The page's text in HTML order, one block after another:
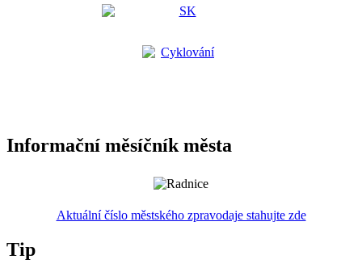
Informační měsíčník města
Aktuální číslo městského zpravodaje stahujte zde
Tip